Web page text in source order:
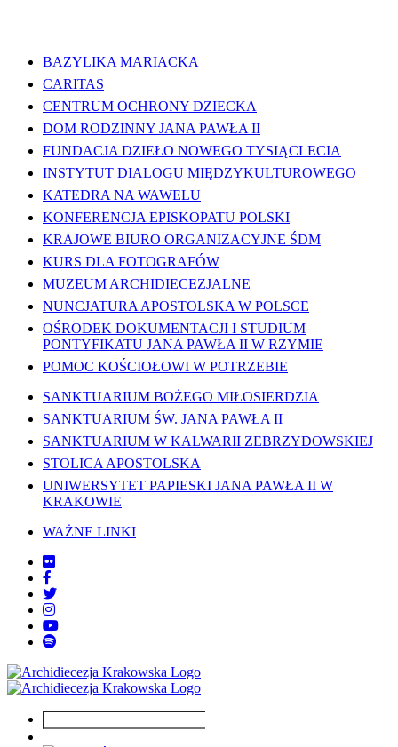
BAZYLIKA MARIACKA
CARITAS
CENTRUM OCHRONY DZIECKA
DOM RODZINNY JANA PAWŁA II
FUNDACJA DZIEŁO NOWEGO TYSIĄCLECIA
INSTYTUT DIALOGU MIĘDZYKULTUROWEGO
KATEDRA NA WAWELU
KONFERENCJA EPISKOPATU POLSKI
KRAJOWE BIURO ORGANIZACYJNE ŚDM
KURS DLA FOTOGRAFÓW
MUZEUM ARCHIDIECEZJALNE
NUNCJATURA APOSTOLSKA W POLSCE
OŚRODEK DOKUMENTACJI I STUDIUM
PONTYFIKATU JANA PAWŁA II W RZYMIE
POMOC KOŚCIOŁOWI W POTRZEBIE
SANKTUARIUM BOŻEGO MIŁOSIERDZIA
SANKTUARIUM ŚW. JANA PAWŁA II
SANKTUARIUM W KALWARII ZEBRZYDOWSKIEJ
STOLICA APOSTOLSKA
UNIWERSYTET PAPIESKI JANA PAWŁA II W
KRAKOWIE
WAŻNE LINKI